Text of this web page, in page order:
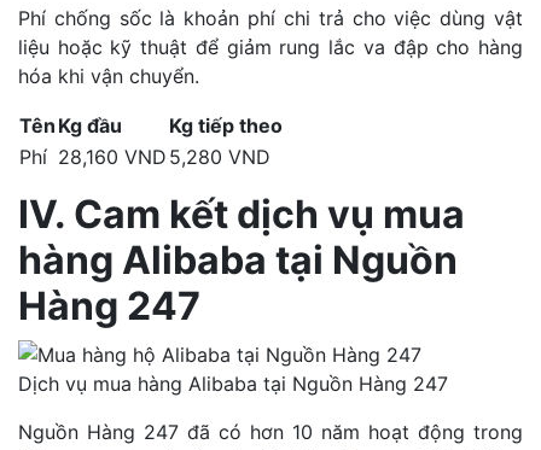
Phí chống sốc là khoản phí chi trả cho việc dùng vật
liệu hoặc kỹ thuật để giảm rung lắc va đập cho hàng
hóa khi vận chuyển.
Tên Kg đầu
Kg tiếp theo
Phí 28,160 VND 5,280 VND
IV. Cam kết dịch vụ mua
hàng Alibaba tại Nguồn
Hàng 247
Dịch vụ mua hàng Alibaba tại Nguồn Hàng 247
Nguồn Hàng 247 đã có hơn 10 năm hoạt động trong